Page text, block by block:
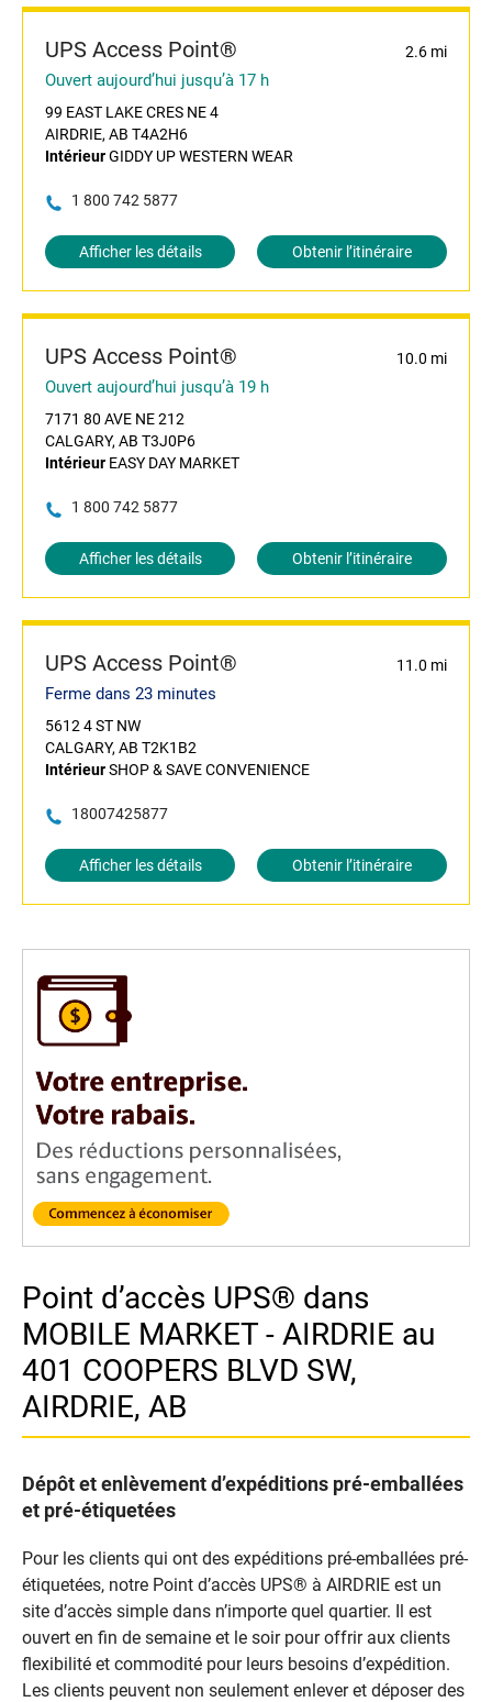
UPS Access Point® 2.6 mi
Ouvert aujourd’hui jusqu’à 17 h
99 EAST LAKE CRES NE 4
AIRDRIE, AB T4A2H6
IntérieurGIDDY UP WESTERN WEAR
1 800 742 5877
Afficher les détails Obtenir l’itinéraire
UPS Access Point® 10.0 mi
Ouvert aujourd’hui jusqu’à 19 h
7171 80 AVE NE 212
CALGARY, AB T3J0P6
Intérieur EASY DAY MARKET
1 800 742 5877
Afficher les détails Obtenir l’itinéraire
UPS Access Point® 11.0 mi
Ferme dans 23 minutes
5612 4 ST NW
CALGARY, AB T2K1B2
IntérieurSHOP & SAVE CONVENIENCE
18007425877
Afficher les détails Obtenir l’itinéraire
Point d’accès UPS® dans
MOBILE MARKET - AIRDRIE au
401 COOPERS BLVD SW,
AIRDRIE, AB
Dépôt et enlèvement d’expéditions pré-emballées
et pré-étiquetées
Pour les clients qui ont des expéditions pré-emballées pré-
étiquetées, notre Point d’accès UPS® à AIRDRIE est un
site d’accès simple dans n’importe quel quartier. Il est
ouvert en fin de semaine et le soir pour offrir aux clients
flexibilité et commodité pour leurs besoins d’expédition.
Les clients peuvent non seulement enlever et déposer des